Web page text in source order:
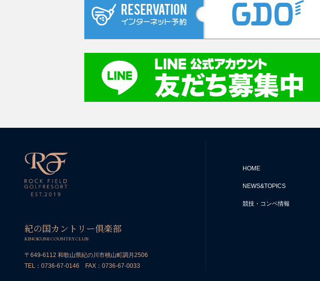
紀の国カントリー倶楽部
KINOKUNI COUNTRY CLUB
〒649-6112 和歌山県紀の川市桃山町調月2506
TEL： 0736-67-0146 FAX：0736-67-0033
HOME
NEWS&TOPICS
競技・コンペ情報